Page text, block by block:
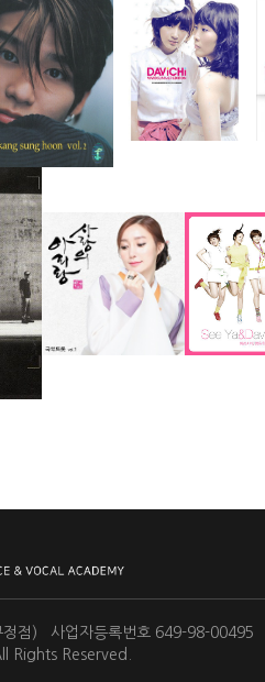
정점) 사업자등록번호 649-98-
Rights Reserved.